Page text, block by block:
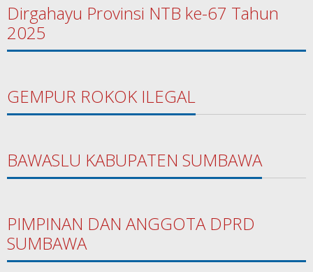
Dirgahayu Provinsi NTB ke-67 Tahun
2025
GEMPUR ROKOK ILEGAL
BAWASLU KABUPATEN SUMBAWA
PIMPINAN DAN ANGGOTA DPRD
SUMBAWA